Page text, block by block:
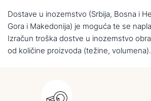
Dostave u inozemstvo (Srbija, Bosna i
Gora i Makedonija) je moguća te se
Izračun troška dostve u inozemstvo
od količine proizvoda (težine, volumena).